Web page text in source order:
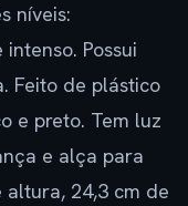
níveis:
Possui
Feito de plástico
e preto. Tem luz
e alça para
altura, 24,3 cm de